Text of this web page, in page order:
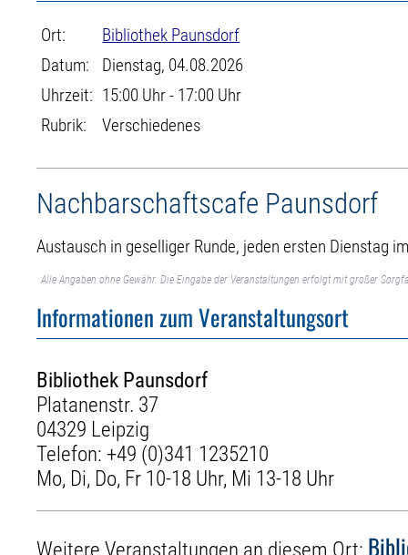
Ort:
Bibliothek Paunsdorf
Datum:
Dienstag, 04.08.2026
Uhrzeit: 15:00 Uhr - 17:00 Uhr
Rubrik:
Verschiedenes
Nachbarschaftscafe Paunsdorf
Austausch in geselliger Runde, jeden ersten Dienstag
Alle Angaben ohne Gewähr. Die Eingabe der Veranstaltungen erfolgt mit großer
Informationen zum Veranstaltungsort
Bibliothek Paunsdorf
Platanenstr. 37
04329 Leipzig
Telefon: +49 (0)341 1235210
Mo, Di, Do, Fr 10-18 Uhr, Mi 13-18 Uhr
Weitere Veranstaltungen an diesem Ort: